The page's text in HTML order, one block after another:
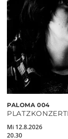
PALOMA 004
Mi 12.8.2026
20.30